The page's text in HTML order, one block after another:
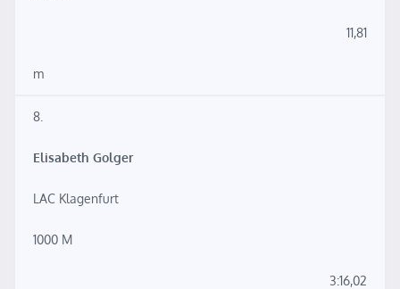
11,81
m
8.
Elisabeth Golger
LAC Klagenfurt
1000 M
3:16,02